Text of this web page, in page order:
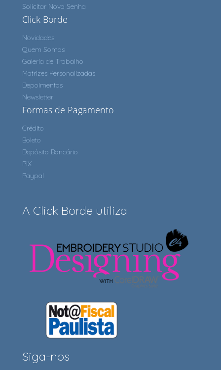
Solicitar Nova Senha
Click Borde
Novidades
Quem Somos
Galeria de Trabalho
Matrizes Personalizadas
Depoimentos
Newsletter
Formas de Pagamento
Crédito
Boleto
Depósito Bancário
PIX
Paypal
A Click Borde utiliza
Siga-nos